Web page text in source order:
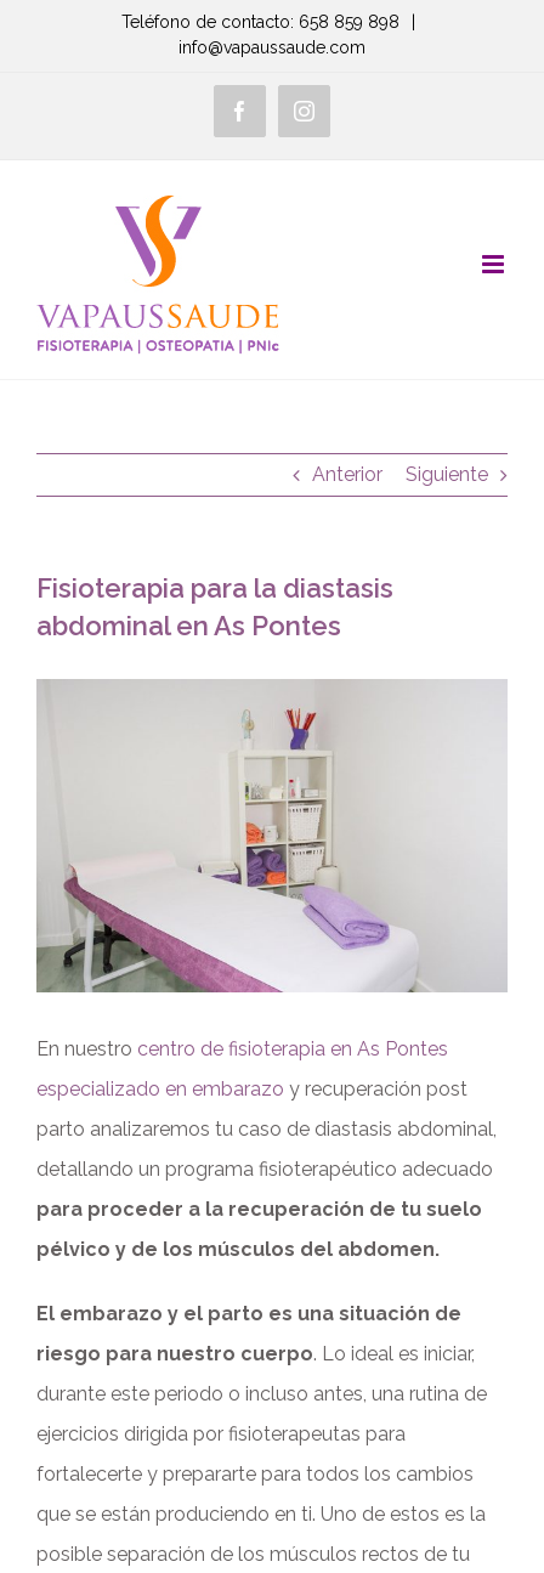
Teléfono de contacto: 658 859 898
info@vapaussaude.com
FacebookInstagram
Anterior Siguiente
Fisioterapia para la diastasis
abdominal en As Pontes
En nuestro centro de fisioterapia en As Pontes
especializado en embarazo y recuperación post
parto analizaremos tu caso de diastasis abdominal,
detallando un programa fisioterapéutico adecuado
para proceder a la recuperación de tu suelo
pélvico y de los músculos del abdomen.
El embarazo y el parto es una situación de
riesgo para nuestro cuerpo. Lo ideal es iniciar,
durante este periodo o incluso antes, una rutina de
ejercicios dirigida por fisioterapeutas para
fortalecerte y prepararte para todos los cambios
que se están produciendo en ti. Uno de estos es la
posible separación de los músculos rectos de tu